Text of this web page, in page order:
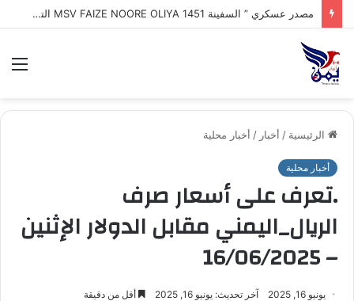
طهران : إيران تكشف اقتراب إعلان تفاهم تاريخي مع سلطنة عُمان بشأن تنظيم الملاحة في مضيق هرمز
الرئيسية / أخبار / أخبار محلية
أخبار محلية
.تعرف على أسعار صرف
الريال_اليمني مقابل الدولار الإثنين
– 16/06/2025
يونيو 16, 2025 آخر تحديث: يونيو 16, 2025 أقل من دقيقة